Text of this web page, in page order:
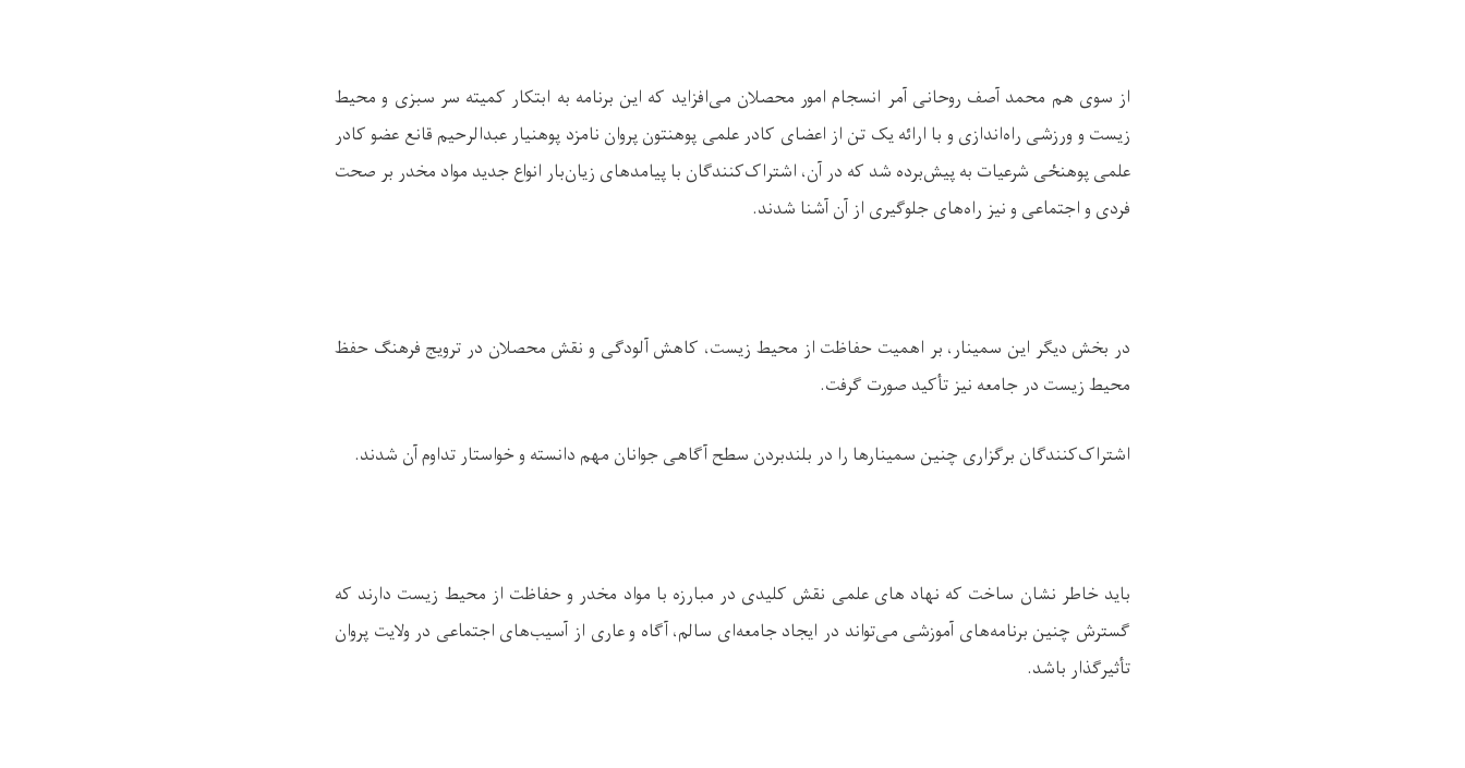
از سوی هم محمد آصف روحانی آمر انسجام امور محصلان می‌افزاید که این برنامه به ابتکار کمیته سر سبزی و محیط
زیست و ورزشی راه‌اندازی و با ارائه یک تن از اعضای کادر علمی پوهنتون پروان نامزد پوهنیار عبدالرحیم قانع عضو کادر
علمی پوهنځی شرعیات به پیش‌برده شد که در آن، اشتراک‌کنندگان با پیامدهای زیان‌بار انواع جدید مواد مخدر بر صحت
فردی و اجتماعی و نیز راه‌های جلوگیری از آن آشنا شدند.
در بخش دیگر این سمینار، بر اهمیت حفاظت از محیط زیست، کاهش آلودگی و نقش محصلان در ترویج فرهنگ حفظ
محیط زیست در جامعه نیز تأکید صورت گرفت.
اشتراک‌کنندگان برگزاری چنین سمینارها را در بلندبردن سطح آگاهی جوانان مهم دانسته و خواستار تداوم آن شدند.
باید خاطر نشان ساخت که نهاد های علمی نقش کلیدی در مبارزه با مواد مخدر و حفاظت از محیط زیست دارند که
گسترش چنین برنامه‌های آموزشی می‌تواند در ایجاد جامعه‌ای سالم، آگاه و عاری از آسیب‌های اجتماعی در ولایت پروان
تأثیرگذار باشد.